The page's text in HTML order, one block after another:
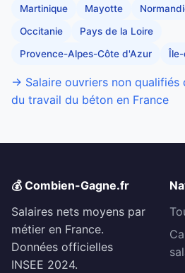
Martinique Mayotte
Occitanie Pays de la Loire
Provence-Alpes-Côte d'Azur
→ Salaire ouvriers non qualifiés
du travail du béton en France
💰 Combien-Gagne.fr
Salaires nets moyens par
métier en France.
Données officielles
INSEE 2024.